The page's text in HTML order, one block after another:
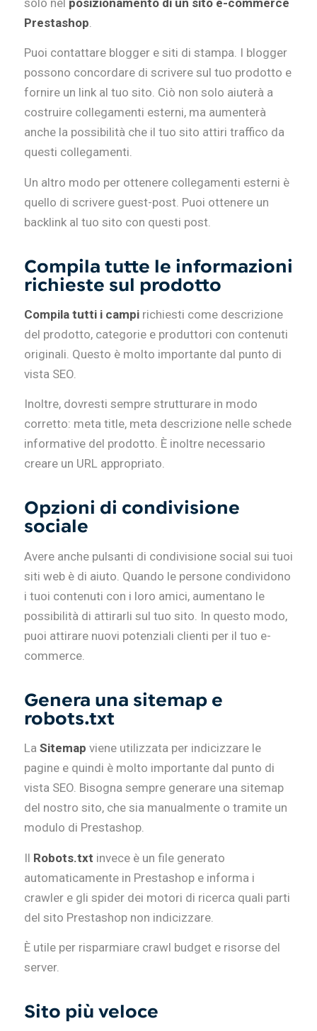
Prestashop
Puoi contattare blogger e siti di stampa. I blogger
possono concordare di scrivere sul tuo prodotto e
fornire un link al tuo sito. Ciò non solo aiuterà a
costruire collegamenti esterni, ma aumenterà
anche la possibilità che il tuo sito attiri traffico da
questi collegamenti.
Un altro modo per ottenere collegamenti esterni è
quello di scrivere guest-post. Puoi ottenere un
backlink al tuo sito con questi post.
Compila tutte le informazioni
richieste sul prodotto
Compila tutti i campirichiesti come descrizione
del prodotto, categorie e produttori con contenuti
originali. Questo è molto importante dal punto di
vista SEO.
Inoltre, dovresti sempre strutturare in modo
corretto: meta title, meta descrizione nelle schede
informative del prodotto. È inoltre necessario
creare un URL appropriato.
Opzioni di condivisione
sociale
Avere anche pulsanti di condivisione social sui tuoi
siti web è di aiuto. Quando le persone condividono
i tuoi contenuti con i loro amici, aumentano le
possibilità di attirarli sul tuo sito. In questo modo,
puoi attirare nuovi potenziali clienti per il tuo e-
commerce.
Genera una sitemap e
robots.txt
La Sitemap viene utilizzata per indicizzare le
pagine e quindi è molto importante dal punto di
vista SEO. Bisogna sempre generare una sitemap
del nostro sito, che sia manualmente o tramite un
modulo di Prestashop.
Il Robots.txt invece è un file generato
automaticamente in Prestashop e informa i
crawler e gli spider dei motori di ricerca quali parti
del sito Prestashop non indicizzare.
È utile per risparmiare crawl budget e risorse del
server.
Sito più veloce